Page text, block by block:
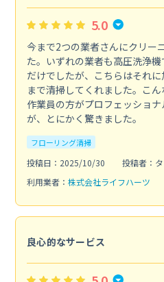
5.0
今まで2つの業者さんにクリー
た。いずれの業者も高圧洗浄
だけでしたが、こちらはそれ
まで清掃してくれました。こ
作業員の方がプロフェッショ
が、とにかく驚きました。
フローリング清掃
投稿日：2025/10/30
投稿者：
利用業者： 株式会社ライフハーツ
良心的なサービス